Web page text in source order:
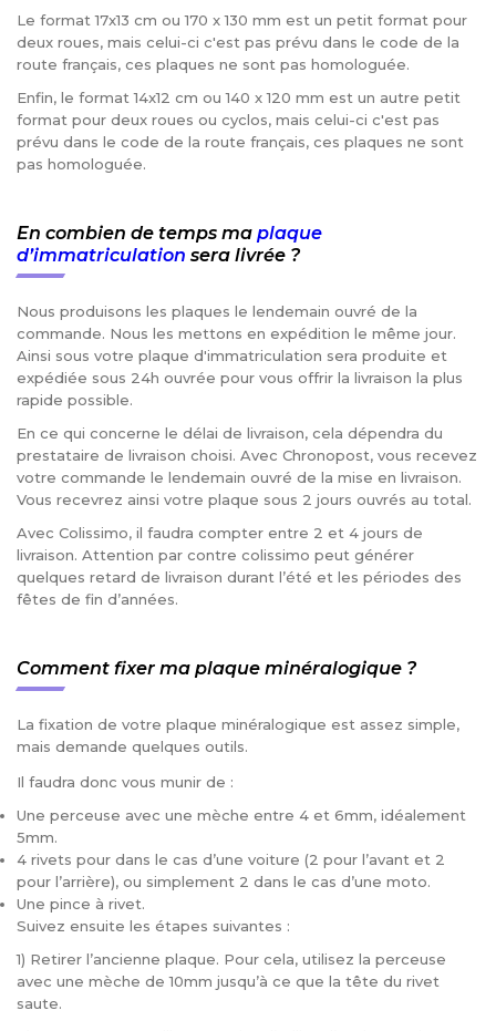
Le format 17x13 cm ou 170 x 130 mm est un petit format pour
deux roues, mais celui-ci c'est pas prévu dans le code de la
route français, ces plaques ne sont pas homologuée.
Enfin, le format 14x12 cm ou 140 x 120 mm est un autre petit
format pour deux roues ou cyclos, mais celui-ci c'est pas
prévu dans le code de la route français, ces plaques ne sont
pas homologuée.
En combien de temps ma plaque
d’immatriculation sera livrée ?
Nous produisons les plaques le lendemain ouvré de la
commande. Nous les mettons en expédition le même jour.
Ainsi sous votre plaque d'immatriculation sera produite et
expédiée sous 24h ouvrée pour vous offrir la livraison la plus
rapide possible.
En ce qui concerne le délai de livraison, cela dépendra du
prestataire de livraison choisi. Avec Chronopost, vous recevez
votre commande le lendemain ouvré de la mise en livraison.
Vous recevrez ainsi votre plaque sous 2 jours ouvrés au total.
Avec Colissimo, il faudra compter entre 2 et 4 jours de
livraison. Attention par contre colissimo peut générer
quelques retard de livraison durant l’été et les périodes des
fêtes de fin d’années.
Comment fixer ma plaque minéralogique ?
La fixation de votre plaque minéralogique est assez simple,
mais demande quelques outils.
Il faudra donc vous munir de :
Une perceuse avec une mèche entre 4 et 6mm, idéalement
5mm.
4 rivets pour dans le cas d’une voiture (2 pour l’avant et 2
pour l’arrière), ou simplement 2 dans le cas d’une moto.
Une pince à rivet.
Suivez ensuite les étapes suivantes :
1) Retirer l’ancienne plaque. Pour cela, utilisez la perceuse
avec une mèche de 10mm jusqu’à ce que la tête du rivet
saute.